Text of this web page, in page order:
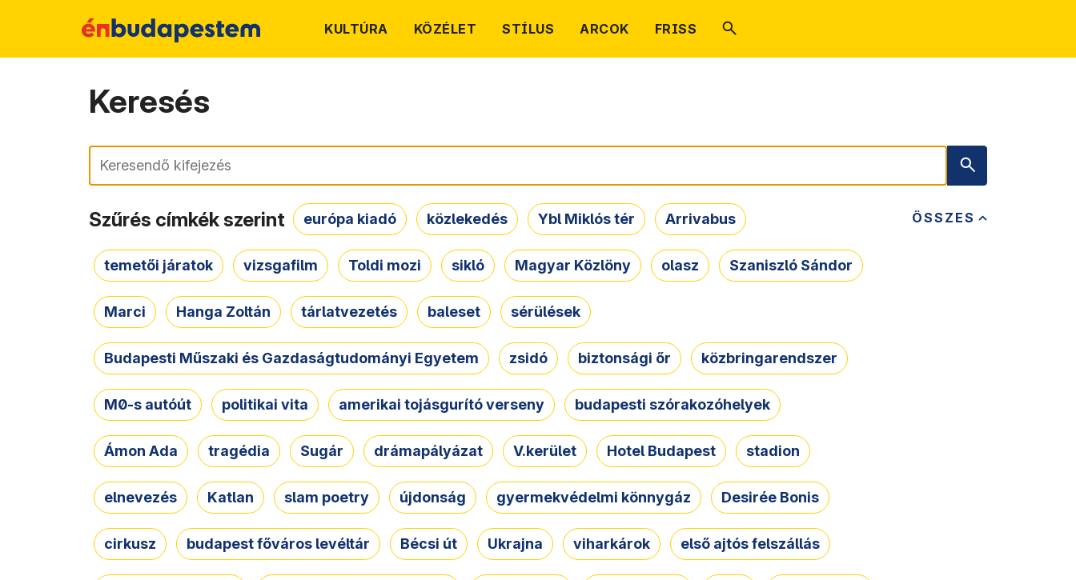
KULTÚRA KÖZÉLET STÍLUS ARCOK FRISS
Keresés
Keresés
ÖSSZES
Szűrés címkék szerint európa kiadó közlekedés Ybl Miklós tér Arrivabus
temetői járatok vizsgafilm Toldi mozi sikló Magyar Közlöny olasz Szaniszló Sándor
Marci Hanga Zoltán tárlatvezetés baleset sérülések
Budapesti Műszaki és Gazdaságtudományi Egyetem zsidó biztonsági őr közbringarendszer
M0-s autóút politikai vita amerikai tojásgurító verseny budapesti szórakozóhelyek
Ámon Ada tragédia Sugár drámapályázat V.kerület Hotel Budapest stadion
elnevezés Katlan slam poetry újdonság gyermekvédelmi könnygáz Desirée Bonis
cirkusz budapest főváros levéltár Bécsi út Ukrajna viharkárok első ajtós felszállás